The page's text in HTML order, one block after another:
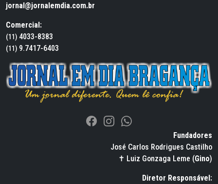
jornal@jornalemdia.com.br
Comercial:
(11) 4033-8383
(11) 9.7417-6403
Fundadores
José Carlos Rodrigues Castilho
✝ Luiz Gonzaga Leme (Gino)
Diretor Responsável: